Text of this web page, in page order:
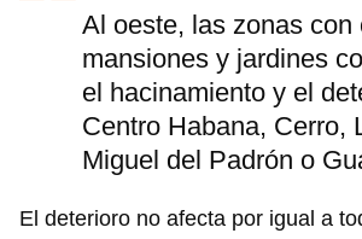
Guardar como favorito
Al oeste, las zonas con
mansiones y jardines
el hacinamiento y el
Centro Habana, Cerro,
Miguel del Padrón o
El deterioro no afecta por igual a